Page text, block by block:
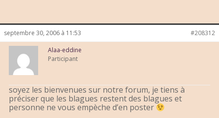
septembre 30, 2006 à 11:53 #208312
Alaa-eddine
Participant
soyez les bienvenues sur notre forum, je tiens à
préciser que les blagues restent des blagues et
personne ne vous empèche d’en poster